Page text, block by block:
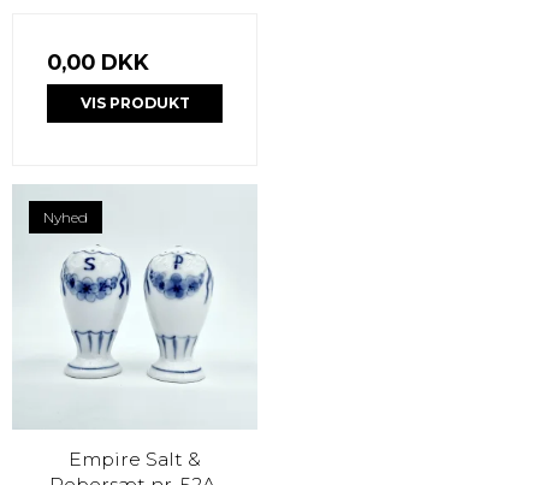
0,00 DKK
VIS PRODUKT
Nyhed
Empire Salt &